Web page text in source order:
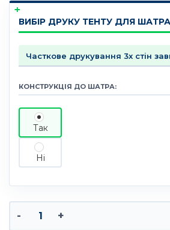
ВИБІР ДРУКУ ТЕНТУ ДЛЯ ШАТРА
КОНСТРУКЦІЯ ДО ШАТРА:
Так
Ні